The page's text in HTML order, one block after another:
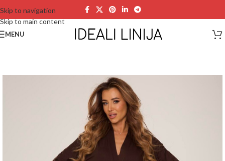
Skip to navigation
Skip to main content
MENU